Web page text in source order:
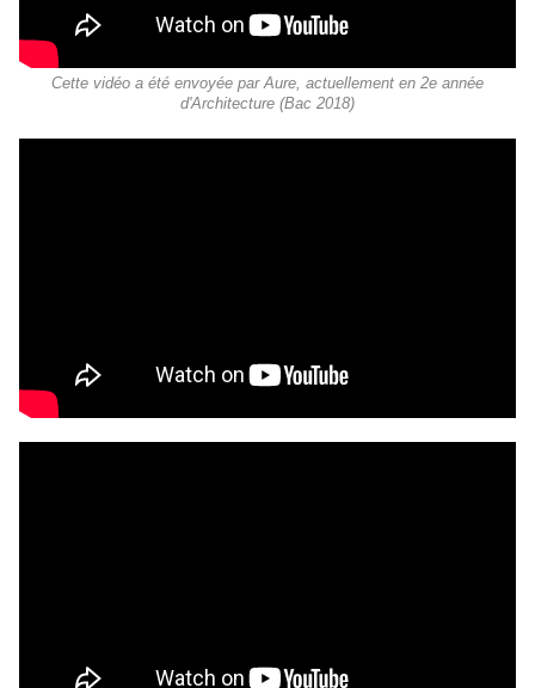
Cette vidéo a été envoyée par Aure, actuellement en 2e année
d'Architecture (Bac 2018)